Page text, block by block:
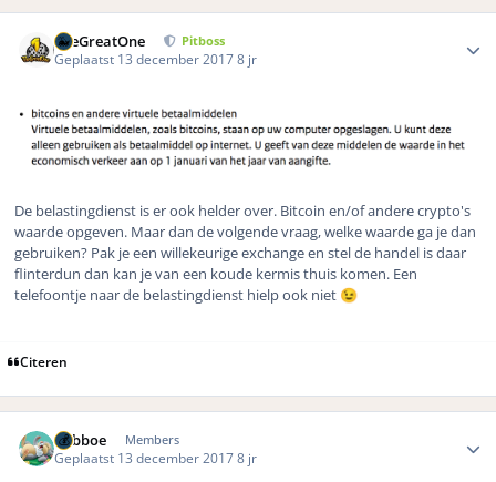
TheGreatOne Pitboss
Geplaatst 13 december 20178 jr
De belastingdienst is er ook helder over. Bitcoin en/of andere crypto's
waarde opgeven. Maar dan de volgende vraag, welke waarde ga je dan
gebruiken? Pak je een willekeurige exchange en stel de handel is daar
flinterdun dan kan je van een koude kermis thuis komen. Een
telefoontje naar de belastingdienst hielp ook niet 😉
Citeren
babboe Members
Geplaatst 13 december 20178 jr